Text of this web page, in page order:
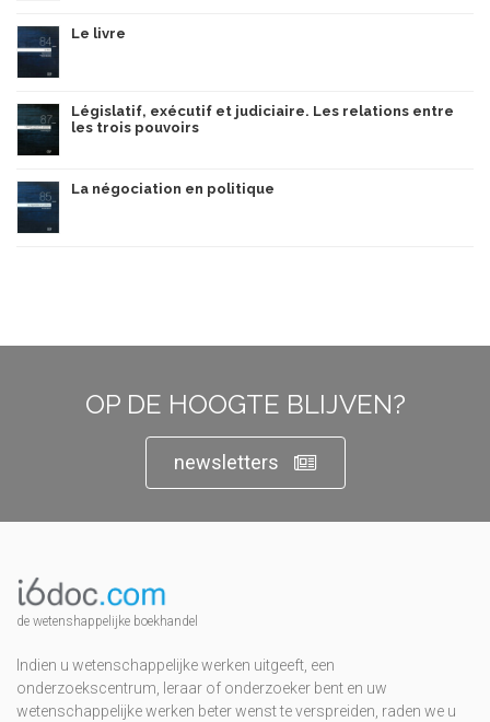
Le livre
Législatif, exécutif et judiciaire. Les relations entre
les trois pouvoirs
La négociation en politique
OP DE HOOGTE BLIJVEN?
newsletters
de wetenshappelijke boekhandel
Indien u wetenschappelijke werken uitgeeft, een
onderzoekscentrum, leraar of onderzoeker bent en uw
wetenschappelijke werken beter wenst te verspreiden, raden we u